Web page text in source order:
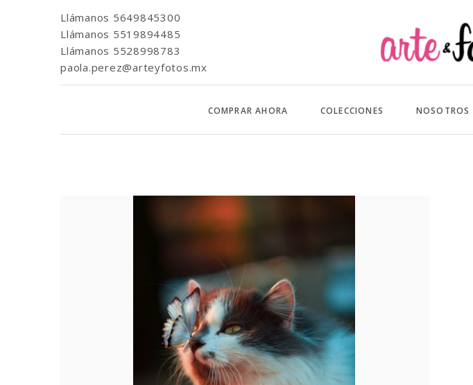
Llámanos 5649845300
Llámanos 5519894485
Llámanos 5528998783
paola.perez@arteyfotos.mx
COMPRAR AHORA COLECCIONES NOSOTROS